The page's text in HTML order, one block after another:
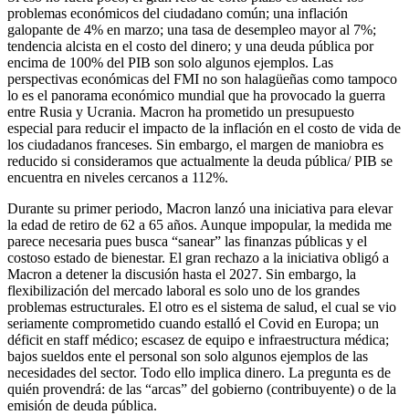
problemas económicos del ciudadano común; una inflación
galopante de 4% en marzo; una tasa de desempleo mayor al 7%;
tendencia alcista en el costo del dinero; y una deuda pública por
encima de 100% del PIB son solo algunos ejemplos. Las
perspectivas económicas del FMI no son halagüeñas como tampoco
lo es el panorama económico mundial que ha provocado la guerra
entre Rusia y Ucrania. Macron ha prometido un presupuesto
especial para reducir el impacto de la inflación en el costo de vida de
los ciudadanos franceses. Sin embargo, el margen de maniobra es
reducido si consideramos que actualmente la deuda pública/ PIB se
encuentra en niveles cercanos a 112%.
Durante su primer periodo, Macron lanzó una iniciativa para elevar
la edad de retiro de 62 a 65 años. Aunque impopular, la medida me
parece necesaria pues busca “sanear” las finanzas públicas y el
costoso estado de bienestar. El gran rechazo a la iniciativa obligó a
Macron a detener la discusión hasta el 2027. Sin embargo, la
flexibilización del mercado laboral es solo uno de los grandes
problemas estructurales. El otro es el sistema de salud, el cual se vio
seriamente comprometido cuando estalló el Covid en Europa; un
déficit en staff médico; escasez de equipo e infraestructura médica;
bajos sueldos ente el personal son solo algunos ejemplos de las
necesidades del sector. Todo ello implica dinero. La pregunta es de
quién provendrá: de las “arcas” del gobierno (contribuyente) o de la
emisión de deuda pública.